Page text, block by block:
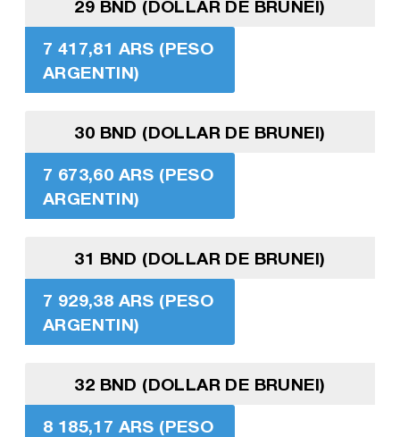
29 BND (DOLLAR DE BRUNEI)
7 417,81 ARS (PESO
ARGENTIN)
30 BND (DOLLAR DE BRUNEI)
7 673,60 ARS (PESO
ARGENTIN)
31 BND (DOLLAR DE BRUNEI)
7 929,38 ARS (PESO
ARGENTIN)
32 BND (DOLLAR DE BRUNEI)
8 185,17 ARS (PESO